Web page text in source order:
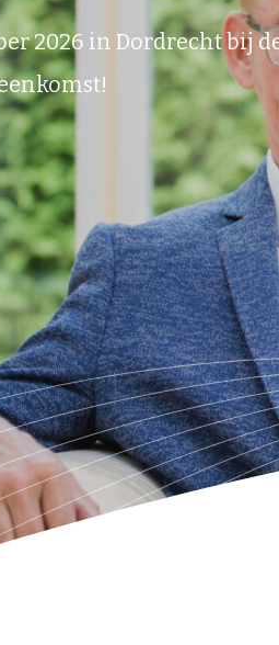
2026 in Dordrecht bij